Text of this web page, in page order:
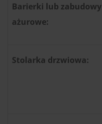
Barierki lub zabudowy
ażurowe:
Stolarka drzwiowa: